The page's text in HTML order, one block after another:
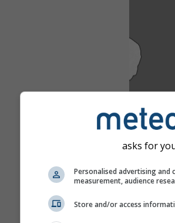
asks for
Personalised advertising
measurement, audience
Store and/or access